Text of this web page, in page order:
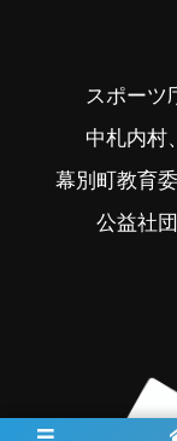
スポーツ
中札内村
幕別町教育
公益社